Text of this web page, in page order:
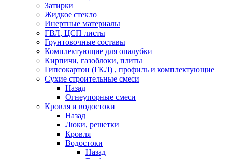
Затирки
Жидкое стекло
Инертные материалы
ГВЛ, ЦСП листы
Грунтовочные составы
Комплектующие для опалубки
Кирпичи, газоблоки, плиты
Гипсокартон (ГКЛ) , профиль и комплектующие
Сухие строительные смеси
Назад
Огнеупорные смеси
Кровля и водостоки
Назад
Люки, решетки
Кровля
Водостоки
Назад